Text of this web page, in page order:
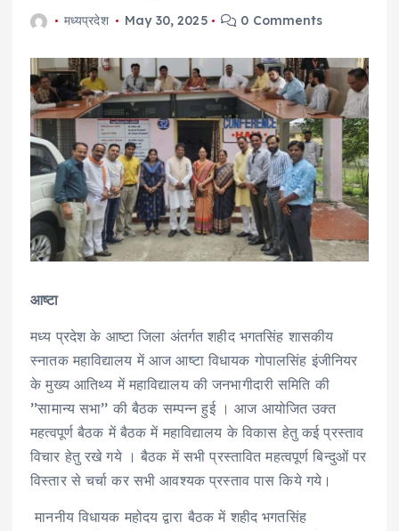
मध्यप्रदेश May 30, 2025 0 Comments
आष्टा
मध्य प्रदेश के आष्टा जिला अंतर्गत शहीद भगतसिंह शासकीय
स्नातक महाविद्यालय में आज आष्टा विधायक गोपालसिंह इंजीनियर
के मुख्य आतिथ्य में महाविद्यालय की जनभागीदारी समिति की
’’सामान्य सभा’’ की बैठक सम्पन्न हुई । आज आयोजित उक्त
महत्वपूर्ण बैठक में बैठक में महाविद्यालय के विकास हेतु कई प्रस्ताव
विचार हेतु रखे गये । बैठक में सभी प्रस्तावित महत्वपूर्ण बिन्दुओं पर
विस्तार से चर्चा कर सभी आवश्यक प्रस्ताव पास किये गये।
माननीय विधायक महोदय द्वारा बैठक में शहीद भगतसिंह